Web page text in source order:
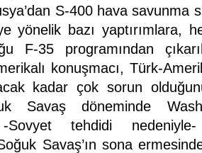
S-400 hava savunma
yönelik bazı yaptırımlara,
F-35 programından
konuşmacı, Türk-
kadar çok sorun
Savaş döneminde
-Sovyet tehdidi
Savaş’ın sona